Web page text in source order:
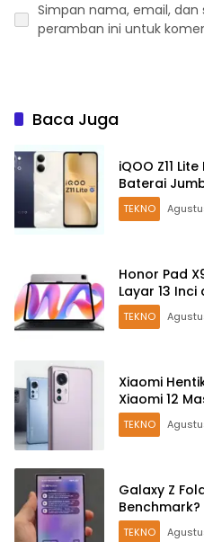
Simpan nama, email, dan
peramban ini untuk
Baca Juga
iQOO Z11
Baterai
TEKNO
Honor Pad
Layar 13 Inci
TEKNO
Xiaomi
Xiaomi 12
TEKNO
Galaxy Z
TEKNO